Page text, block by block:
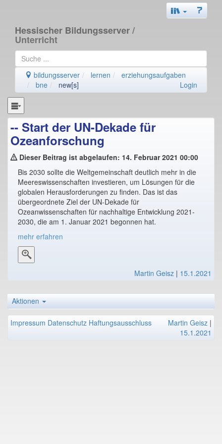
Hessischer Bildungsserver/
Unterricht
bildungsserver lernen
erziehungsaufgaben
bne
new[s] Login
-- Start der UN-Dekade für
Ozeanforschung
Dieser Beitrag ist abgelaufen: 14. Februar 2021 00:00
Bis 2030 sollte die Weltgemeinschaft deutlich mehr in die
Meereswissenschaften investieren, um Lösungen für die
globalen Herausforderungen zu finden. Das ist das
übergeordnete Ziel der UN-Dekade für
Ozeanwissenschaften für nachhaltige Entwicklung 2021-
2030, die am 1. Januar 2021 begonnen hat.
mehr erfahren
Martin Geisz | 15.1.2021
Aktionen
Impressum Datenschutz Haftungsausschluss Martin Geisz |
15.1.2021